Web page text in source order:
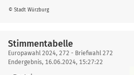
© Stadt Würzburg
Stimmentabelle
Stimmentabelle
Europawahl 2024, 272 - Briefwahl 272
Endergebnis, 16.06.2024, 15:27:22